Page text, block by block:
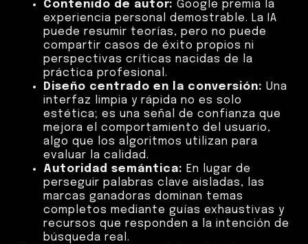
Contenido de autor: Google premia la
experiencia personal demostrable. La IA
puede resumir teorías, pero no puede
compartir casos de éxito propios ni
perspectivas críticas nacidas de la
práctica profesional.
Diseño centrado en la conversión: Una
interfaz limpia y rápida no es solo
estética; es una señal de confianza que
mejora el comportamiento del usuario,
algo que los algoritmos utilizan para
evaluar la calidad.
Autoridad semántica: En lugar de
perseguir palabras clave aisladas, las
marcas ganadoras dominan temas
completos mediante guías exhaustivas y
recursos que responden a la intención de
búsqueda real.